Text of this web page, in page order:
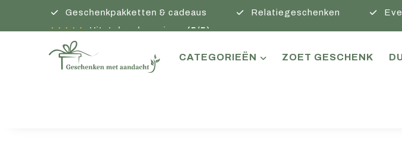
Geschenkpakketten & cadeaus Relatiegeschenken
Uitstekende reviews(5/5)
CATEGORIEËN ZOET GESCHENK